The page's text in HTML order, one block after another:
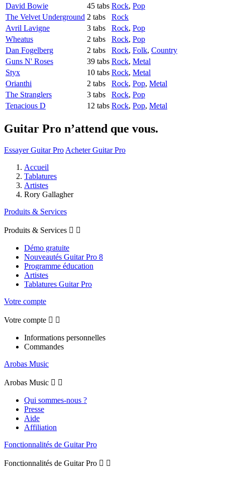
David Bowie
45 tabs Rock, Pop
The Velvet Underground 2 tabs
Rock
Avril Lavigne
3 tabs Rock, Pop
Wheatus
2 tabs Rock, Pop
Dan Fogelberg
2 tabs Rock, Folk, Country
Guns N' Roses
39 tabs Rock, Metal
Styx
10 tabs Rock, Metal
Orianthi
2 tabs Rock, Pop, Metal
The Stranglers
3 tabs Rock, Pop
Tenacious D
12 tabs Rock, Pop, Metal
Guitar Pro n’attend que vous.
Essayer Guitar Pro Acheter Guitar Pro
Accueil
Tablatures
Artistes
Rory Gallagher
Produits & Services
Produits & Services  
Démo gratuite
Nouveautés Guitar Pro 8
Programme éducation
Artistes
Tablatures Guitar Pro
Votre compte
Votre compte  
Informations personnelles
Commandes
Arobas Music
Arobas Music  
Qui sommes-nous ?
Presse
Aide
Affiliation
Fonctionnalités de Guitar Pro
Fonctionnalités de Guitar Pro  